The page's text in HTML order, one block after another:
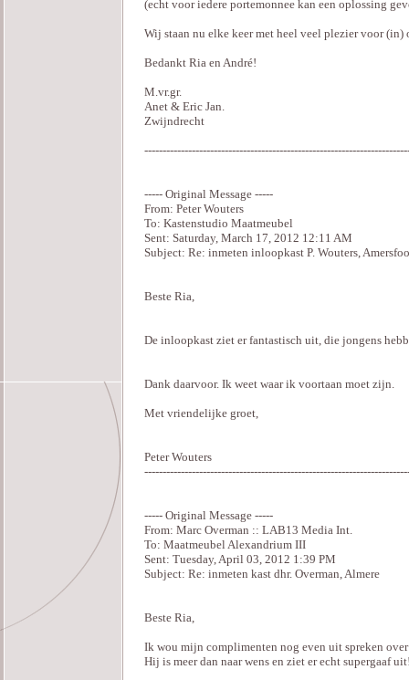
(echt voor iedere portemonnee kan een oplossing
Wij staan nu elke keer met heel veel plezier voor (in)
Bedankt Ria en André!
M.vr.gr.
Anet & Eric Jan.
Zwijndrecht
----- Original Message -----
From: Peter Wouters
To: Kastenstudio Maatmeubel
Sent: Saturday, March 17, 2012 12:11 AM
Subject: Re: inmeten inloopkast P. Wouters,
Beste Ria,
De inloopkast ziet er fantastisch uit, die jongens
Dank daarvoor. Ik weet waar ik voortaan moet zijn.
Met vriendelijke groet,
Peter Wouters
----- Original Message -----
From: Marc Overman :: LAB13 Media Int.
To: Maatmeubel Alexandrium III
Sent: Tuesday, April 03, 2012 1:39 PM
Subject: Re: inmeten kast dhr. Overman, Almere
Beste Ria,
Ik wou mijn complimenten nog even uit spreken
Hij is meer dan naar wens en ziet er echt supergaaf